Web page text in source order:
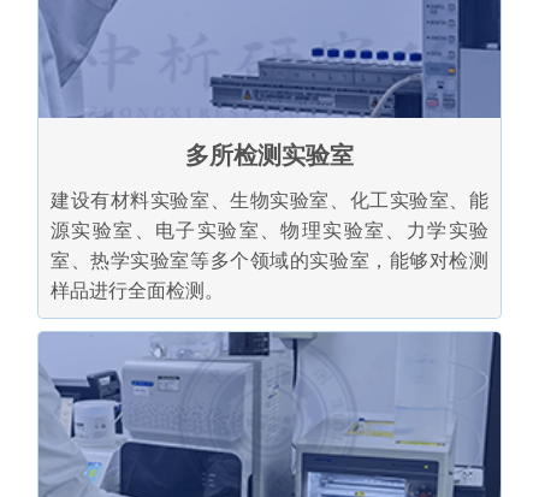
多所检测实验室
建设有材料实验室、生物实验室、化工实验室、能
源实验室、电子实验室、物理实验室、力学实验
室、热学实验室等多个领域的实验室，能够对检测
样品进行全面检测。